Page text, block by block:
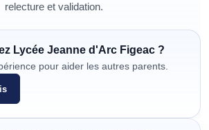
relecture et validation.
Lycée Jeanne d'Arc Figeac ?
pour aider les autres parents.